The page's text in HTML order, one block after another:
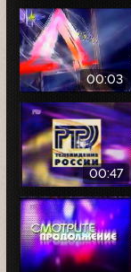
00:03
00:47